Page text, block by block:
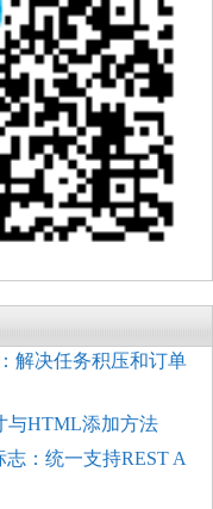
解决任务积压和订单
与HTML添加方法
志：统一支持REST A